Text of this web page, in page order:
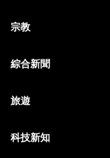
宗教
綜合新聞
旅遊
科技新知